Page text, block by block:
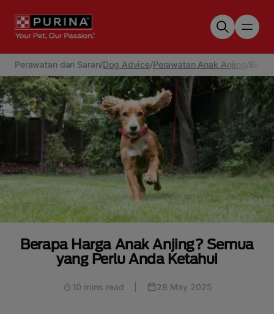
Perawatan dan Saran/Dog Advice/Perawatan Anak Anjing /
Berapa Harga Anak Anjing? Semua
yang Perlu Anda Ketahui
10 mins read 28 May 2025